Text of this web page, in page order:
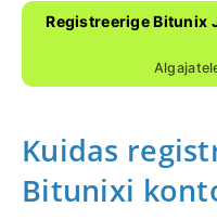
Registreerige Bitunix
Kuidas
Bitunixi